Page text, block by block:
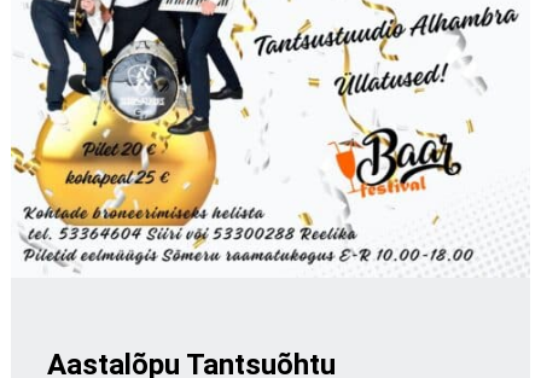
Aastalõpu Tantsuõhtu